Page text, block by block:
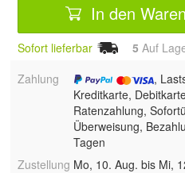
In den
Sofort lieferbar 5 Auf
Zahlung
,
Kreditkarte,
Ratenzahlung,
Überweisung,
Tagen
Zustellung Mo, 10. Aug. bis Mi,